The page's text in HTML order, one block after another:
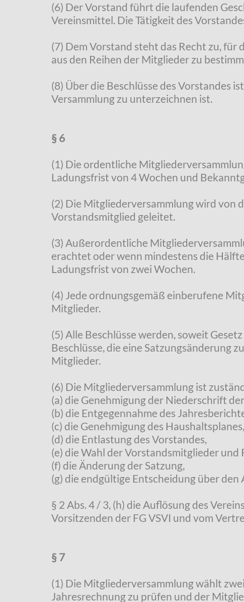
(6) Der Vorstand führt die laufenden
Vereinsmittel. Die Tätigkeit des
(7) Dem Vorstand steht das Recht zu, für
aus den Reihen der Mitglieder zu
(8) Über die Beschlüsse des Vorstandes
Versammlung zu unterzeichnen ist.
§ 6
(1) Die ordentliche
Ladungsfrist von 4 Wochen und
(2) Die Mitgliederversammlung wird von
Vorstandsmitglied geleitet.
(3) Außerordentliche
erachtet oder wenn mindestens die
Ladungsfrist von zwei Wochen.
(4) Jede ordnungsgemäß einberufene
Mitglieder.
(5) Alle Beschlüsse werden, soweit
Beschlüsse, die eine Satzungsänderung
Mitglieder.
(6) Die Mitgliederversammlung ist
(a) die Genehmigung der Niederschrift
(b) die Entgegennahme des
(c) die Genehmigung des Haushaltsplanes,
(d) die Entlastung des Vorstandes,
(e) die Wahl der Vorstandsmitglieder und
(f) die Änderung der Satzung,
(g) die endgültige Entscheidung über den
§ 2 Abs. 4 / 3, (h) die Auflösung des
Vorsitzenden der FG VSVI und vom
§ 7
(1) Die Mitgliederversammlung wählt
Jahresrechnung zu prüfen und der